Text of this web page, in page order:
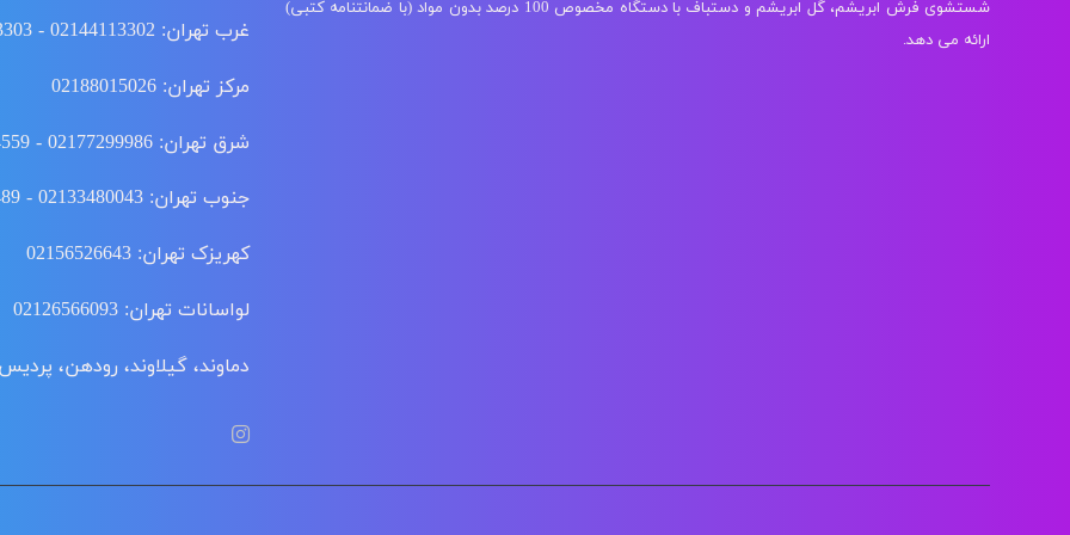
شستشوی فرش ابریشم، گل ابریشم و دستباف با دستگاه مخصوص 100 درصد بدون مواد (با ضمانتنامه کتبی)
ارائه می دهد.
غرب تهران: 02144113302 - 02144113303
مرکز تهران: 02188015026
شرق تهران: 02177299986 - 02177294559
جنوب تهران: 02133480043 - 02155915489 - 02166350516
کهریزک تهران: 02156526643
لواسانات تهران: 02126566093
دماوند، گیلاوند، رودهن، پردیس: 02176342188 - 02176343188 -